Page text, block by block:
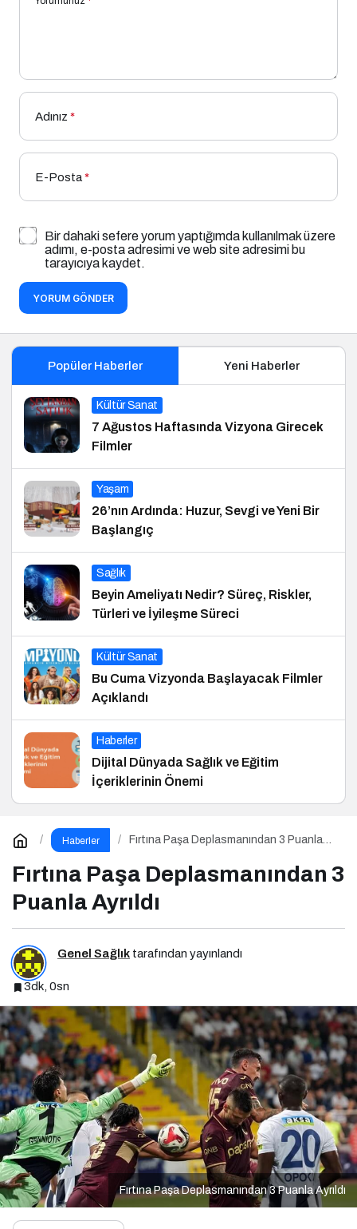
Adınız *
E-Posta*
Bir dahaki sefere yorum yaptığımda kullanılmak üzere
adımı, e-posta adresimi ve web site adresimi bu
tarayıcıya kaydet.
YORUM GÖNDER
Popüler Haberler Yeni Haberler
Kültür Sanat
7 Ağustos Haftasında Vizyona Girecek
Filmler
Yaşam
26’nın Ardında: Huzur, Sevgi ve Yeni Bir
Başlangıç
Sağlık
Beyin Ameliyatı Nedir? Süreç, Riskler,
Türleri ve İyileşme Süreci
Kültür Sanat
Bu Cuma Vizyonda Başlayacak Filmler
Açıklandı
Haberler
Dijital Dünyada Sağlık ve Eğitim
İçeriklerinin Önemi
Haberler
Fırtına Paşa Deplasmanından 3 Puanla
Fırtına Paşa Deplasmanından 3
Puanla Ayrıldı
Genel Sağlık tarafından yayınlandı
3dk, 0sn
Fırtına Paşa Deplasmanından 3 Puanla Ayrıldı